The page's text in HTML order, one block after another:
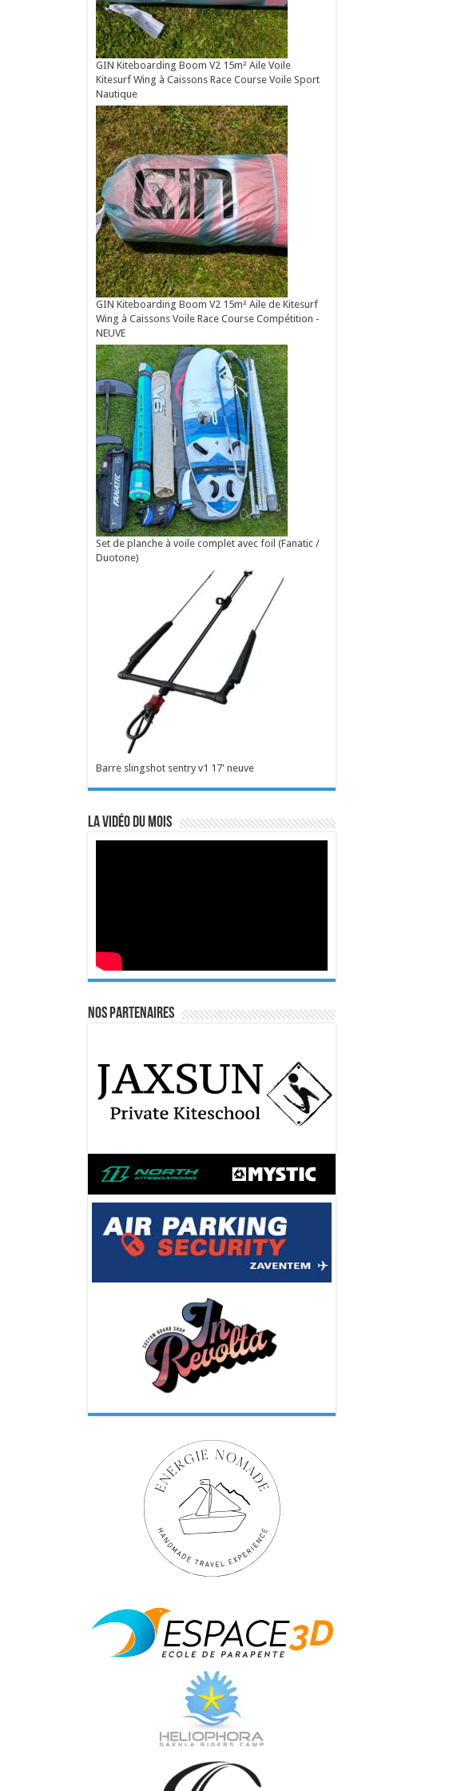
GIN Kiteboarding Boom V2 15m² Aile Voile
Kitesurf Wing à Caissons Race Course Voile Sport
Nautique
GIN Kiteboarding Boom V2 15m² Aile de Kitesurf
Wing à Caissons Voile Race Course Compétition -
NEUVE
Set de planche à voile complet avec foil (Fanatic /
Duotone)
Barre slingshot sentry v1 17' neuve
La vidéo du mois
Nos Partenaires